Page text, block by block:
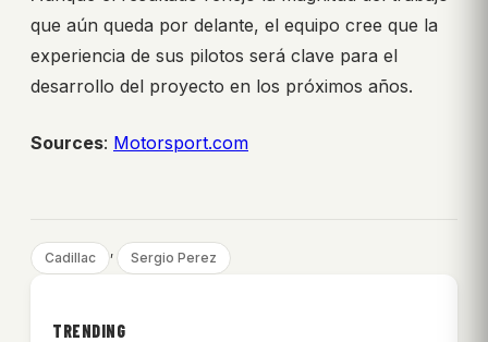
que aún queda por delante, el equipo cree que la
experiencia de sus pilotos será clave para el
desarrollo del proyecto en los próximos años.
Sources: Motorsport.com
Cadillac , Sergio Perez
TRENDING